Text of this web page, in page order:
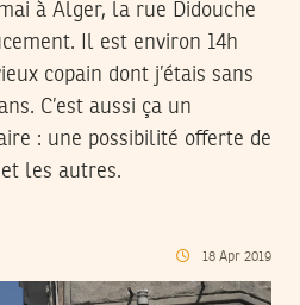
à Alger, la rue Didouche
Il est environ 14h
copain dont j’étais sans
C’est aussi ça un
: une possibilité offerte de
les autres.
18 Apr 2019